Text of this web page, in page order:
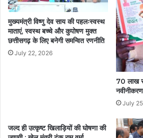
मुख्यमंत्री विष्णु देव साय की पहलःस्वस्थ
माताएं, स्वस्थ बच्चे और कुपोषण मुक्त
छत्तीसगढ़ के लिए बनेगी समन्वित रणनीति
July 22, 2026
70 लाख
July
जल्द ही उत्कृष्ट खिलाड़ियों की घोषणा की